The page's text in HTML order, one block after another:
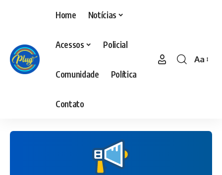
Home Notícias
Acessos Policial
Comunidade Política
Contato
Aa